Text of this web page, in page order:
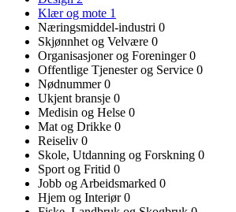
Klær og mote 1
Næringsmiddel-industri 0
Skjønnhet og Velvære 0
Organisasjoner og Foreninger0
Offentlige Tjenester og Service 0
Nødnummer0
Ukjent bransje 0
Medisin og Helse 0
Mat og Drikke 0
Reiseliv 0
Skole, Utdanning og Forskning 0
Sport og Fritid 0
Jobb og Arbeidsmarked 0
Hjem og Interiør0